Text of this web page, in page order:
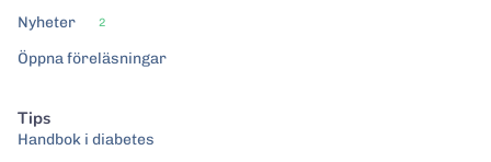
Nyheter
2
Öppna föreläsningar
Tips
Handbok i diabetes